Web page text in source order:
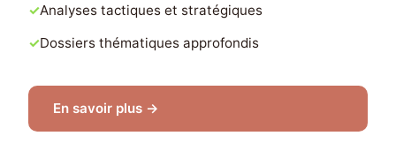
Analyses tactiques et stratégiques
Dossiers thématiques approfondis
En savoir plus →